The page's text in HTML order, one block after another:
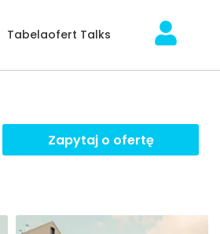
Tabelaofert Talks
Zapytaj o ofertę